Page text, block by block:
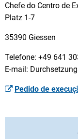
Chefe do Centro de
Platz 1-7
35390 Giessen
Telefone: +49 641
E-mail:
Pedido de